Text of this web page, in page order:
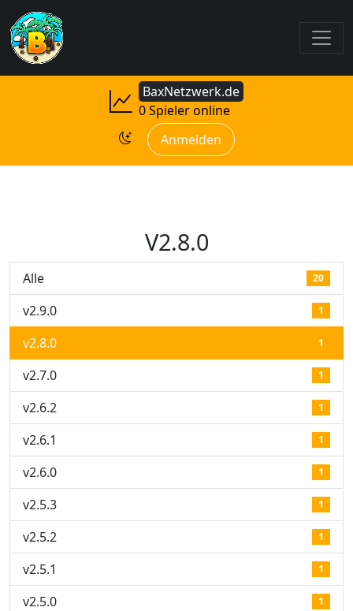
BaxNetzwerk.de
0 Spieler online
Anmelden
V2.8.0
Alle 20
v2.9.0 1
v2.8.0 1
v2.7.0 1
v2.6.2 1
v2.6.1 1
v2.6.0 1
v2.5.3 1
v2.5.2 1
v2.5.1 1
v2.5.0 1